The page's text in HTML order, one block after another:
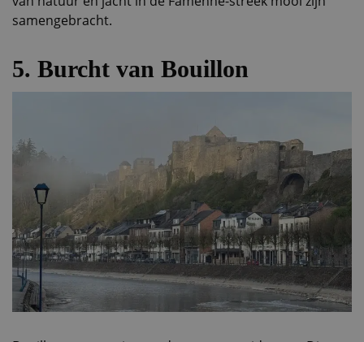
samengebracht.
5. Burcht van Bouillon